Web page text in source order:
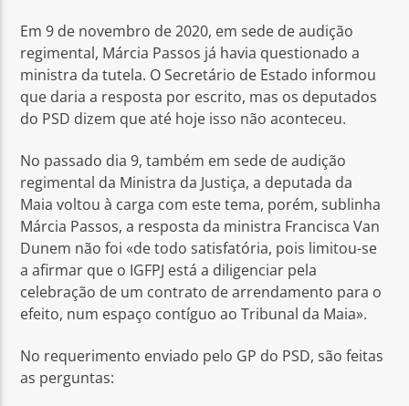
Em 9 de novembro de 2020, em sede de audição
regimental, Márcia Passos já havia questionado a
ministra da tutela. O Secretário de Estado informou
que daria a resposta por escrito, mas os deputados
do PSD dizem que até hoje isso não aconteceu.
No passado dia 9, também em sede de audição
regimental da Ministra da Justiça, a deputada da
Maia voltou à carga com este tema, porém, sublinha
Márcia Passos, a resposta da ministra Francisca Van
Dunem não foi «de todo satisfatória, pois limitou-se
a afirmar que o IGFPJ está a diligenciar pela
celebração de um contrato de arrendamento para o
efeito, num espaço contíguo ao Tribunal da Maia».
No requerimento enviado pelo GP do PSD, são feitas
as perguntas: